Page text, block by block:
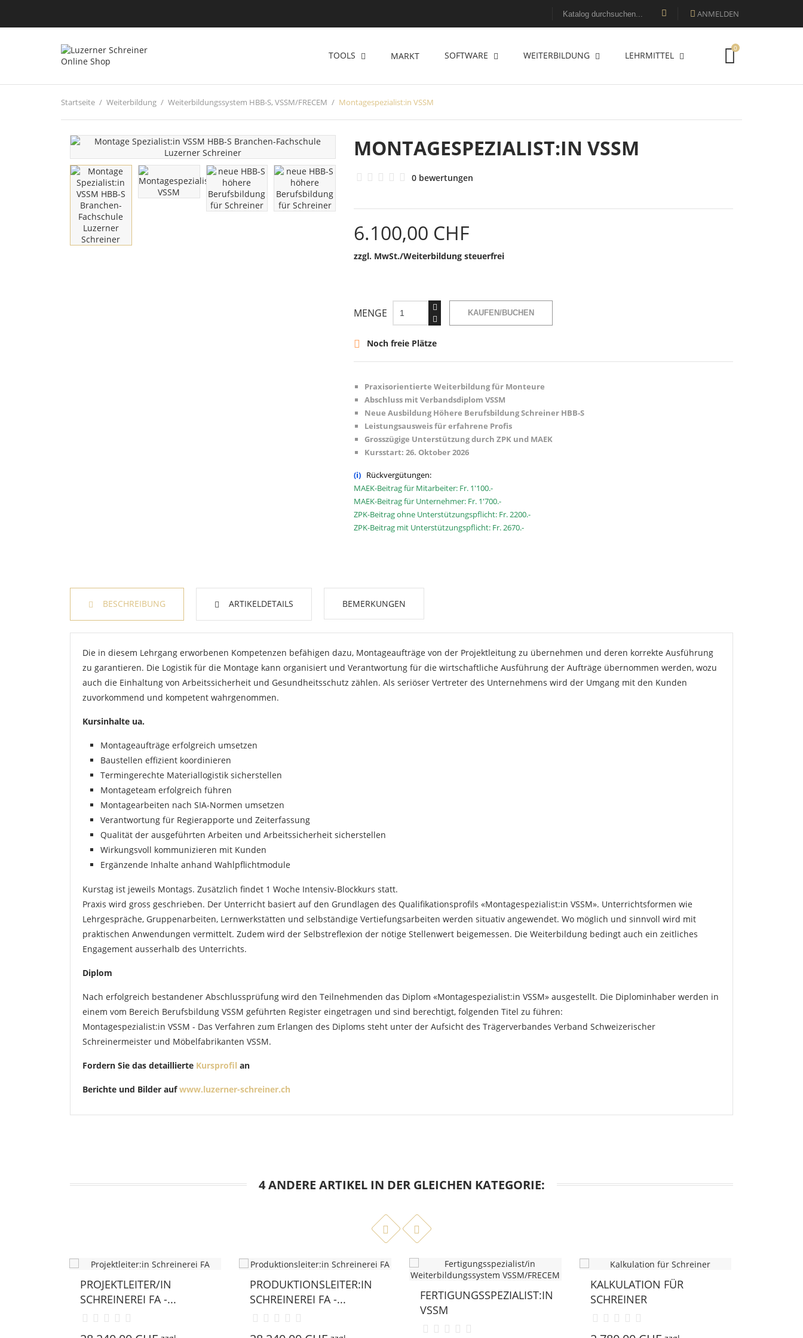
 ANMELDEN
TOOLS MARKT SOFTWARE WEITERBILDUNG LEHRMITTEL
0
Startseite Weiterbildung Weiterbildungssystem HBB-S, VSSM/FRECEM Montagespezialist:in VSSM
MONTAGESPEZIALIST:IN VSSM
0 bewertungen
6.100,00 CHF
zzgl. MwSt./Weiterbildung steuerfrei
MENGE KAUFEN/BUCHEN
 Noch freie Plätze
Praxisorientierte Weiterbildung für Monteure
Abschluss mit Verbandsdiplom VSSM
Neue Ausbildung Höhere Berufsbildung Schreiner HBB-S
Leistungsausweis für erfahrene Profis
Grosszügige Unterstützung durch ZPK und MAEK
Kursstart: 26. Oktober 2026
(i) Rückvergütungen:
MAEK-Beitrag für Mitarbeiter: Fr. 1'100.-
MAEK-Beitrag für Unternehmer: Fr. 1'700.-
ZPK-Beitrag ohne Unterstützungspflicht: Fr. 2200.-
ZPK-Beitrag mit Unterstützungspflicht: Fr. 2670.-
BESCHREIBUNG ARTIKELDETAILS BEMERKUNGEN
Die in diesem Lehrgang erworbenen Kompetenzen befähigen dazu, Montageaufträge von der Projektleitung zu übernehmen und deren korrekte Ausführung
zu garantieren. Die Logistik für die Montage kann organisiert und Verantwortung für die wirtschaftliche Ausführung der Aufträge übernommen werden, wozu
auch die Einhaltung von Arbeitssicherheit und Gesundheitsschutz zählen. Als seriöser Vertreter des Unternehmens wird der Umgang mit den Kunden
zuvorkommend und kompetent wahrgenommen.
Kursinhalte ua.
Montageaufträge erfolgreich umsetzen
Baustellen effizient koordinieren
Termingerechte Materiallogistik sicherstellen
Montageteam erfolgreich führen
Montagearbeiten nach SIA-Normen umsetzen
Verantwortung für Regierapporte und Zeiterfassung
Qualität der ausgeführten Arbeiten und Arbeitssicherheit sicherstellen
Wirkungsvoll kommunizieren mit Kunden
Ergänzende Inhalte anhand Wahlpflichtmodule
Kurstag ist jeweils Montags. Zusätzlich findet 1 Woche Intensiv-Blockkurs statt.
Praxis wird gross geschrieben. Der Unterricht basiert auf den Grundlagen des Qualifikationsprofils «Montagespezialist:in VSSM». Unterrichtsformen wie
Lehrgespräche, Gruppenarbeiten, Lernwerkstätten und selbständige Vertiefungsarbeiten werden situativ angewendet. Wo möglich und sinnvoll wird mit
praktischen Anwendungen vermittelt. Zudem wird der Selbstreflexion der nötige Stellenwert beigemessen. Die Weiterbildung bedingt auch ein zeitliches
Engagement ausserhalb des Unterrichts.
Diplom
Nach erfolgreich bestandener Abschlussprüfung wird den Teilnehmenden das Diplom «Montagespezialist:in VSSM» ausgestellt. Die Diplominhaber werden in
einem vom Bereich Berufsbildung VSSM geführten Register eingetragen und sind berechtigt, folgenden Titel zu führen:
Montagespezialist:in VSSM - Das Verfahren zum Erlangen des Diploms steht unter der Aufsicht des Trägerverbandes Verband Schweizerischer
Schreinermeister und Möbelfabrikanten VSSM.
Fordern Sie das detaillierte Kursprofil an
Berichte und Bilder aufwww.luzerner-schreiner.ch
4 ANDERE ARTIKEL IN DER GLEICHEN KATEGORIE:
PROJEKTLEITER/IN
SCHREINEREI FA -...
PRODUKTIONSLEITER:IN
SCHREINEREI FA -...
FERTIGUNGSSPEZIALIST:IN
VSSM
KALKULATION FÜR
SCHREINER
IHRE WUNSCHLISTEN
((TITLE))
((label))
((cancelText)) ((createText))
ANMELDEN
Sie müssen angemeldet sein, um Artikel Ihrer Wunschliste hinzufügen